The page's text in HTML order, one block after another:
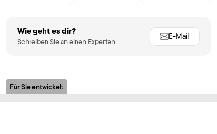
Wie geht es dir?
Schreiben Sie an einen Experten
E-Mail
Für Sie entwickelt